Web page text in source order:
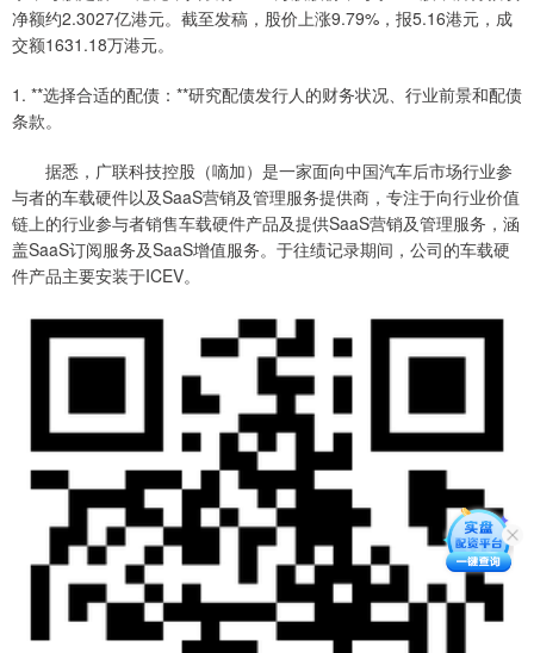
净额约2.3027亿港元。截至发稿，股价上涨9.79%，报5.16港元，成
交额1631.18万港元。
1. **选择合适的配债：**研究配债发行人的财务状况、行业前景和配债
条款。
据悉，广联科技控股（嘀加）是一家面向中国汽车后市场行业参
与者的车载硬件以及SaaS营销及管理服务提供商，专注于向行业价值
链上的行业参与者销售车载硬件产品及提供SaaS营销及管理服务，涵
盖SaaS订阅服务及SaaS增值服务。于往绩记录期间，公司的车载硬
件产品主要安装于ICEV。